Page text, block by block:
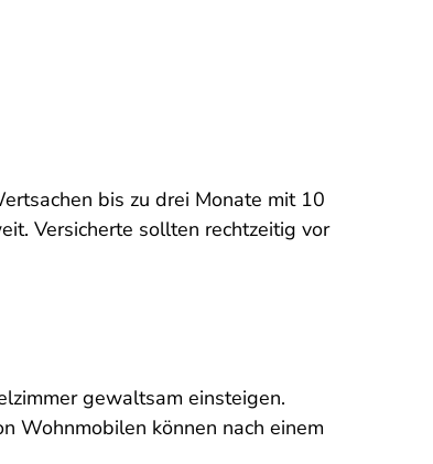
bis zu drei Monate mit 10
Versicherte sollten rechtzeitig vor
gewaltsam einsteigen.
Wohnmobilen können nach einem